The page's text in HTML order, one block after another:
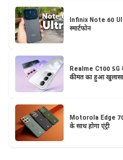
Infinix Note 60
स्मार्टफोन
Realme C100 5G
कीमत का हुआ खुलासा
Motorola Edge 70
के साथ होगा एंट्री